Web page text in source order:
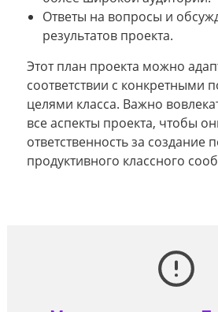
Ответы на вопросы и
результатов проекта.
Этот план проекта можно
соответствии с конкретными
целями класса. Важно
все аспекты проекта, чтобы
ответственность за создание
продуктивного классного